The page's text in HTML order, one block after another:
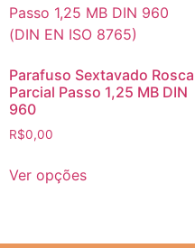
Parafuso Sextavado Rosca
Parcial Passo 1,25 MB DIN
960
R$0,00
Ver opções